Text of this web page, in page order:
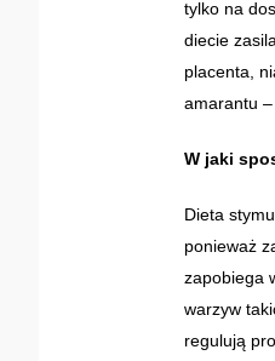
tylko na
diecie
placenta,
amarantu
W jaki
Dieta
ponieważ
zapobiega
warzyw
regulują